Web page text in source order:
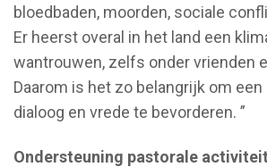
bloedbaden, moorden, sociale
Er heerst overal in het land een
wantrouwen, zelfs onder vrienden
Daarom is het zo belangrijk om
dialoog en vrede te bevorderen. ”
Ondersteuning pastorale